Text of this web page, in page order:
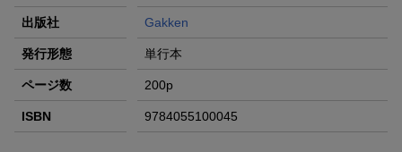
出版社 Gakken
発行形態 単行本
ページ数 200p
ISBN 9784055100045